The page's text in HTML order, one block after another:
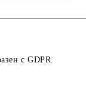
с GDPR.